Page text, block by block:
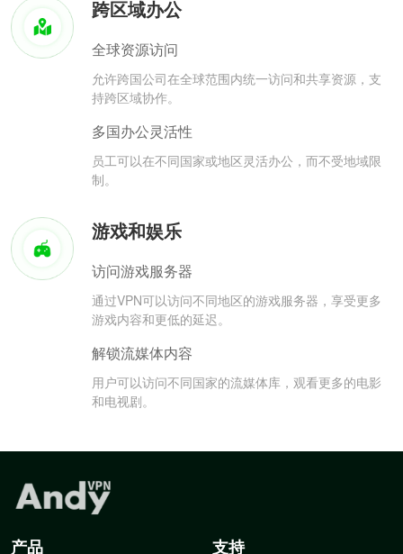
跨区域办公
全球资源访问
允许跨国公司在全球范围内统一访问和共享资源，支
持跨区域协作。
多国办公灵活性
员工可以在不同国家或地区灵活办公，而不受地域限
制。
游戏和娱乐
访问游戏服务器
通过VPN可以访问不同地区的游戏服务器，享受更多
游戏内容和更低的延迟。
解锁流媒体内容
用户可以访问不同国家的流媒体库，观看更多的电影
和电视剧。
产品 支持